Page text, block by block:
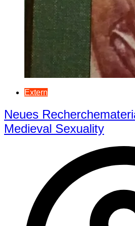
Extern
Neues
Medieval Sexuality